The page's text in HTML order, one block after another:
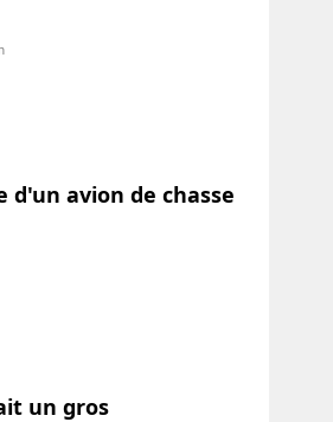
d'un avion de chasse
un gros